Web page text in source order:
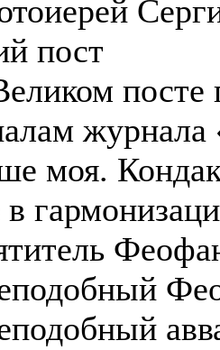
пост
посте
журнала
моя.
в